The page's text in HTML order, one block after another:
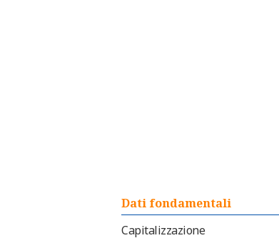
Dati fondamentali
Capitalizzazione